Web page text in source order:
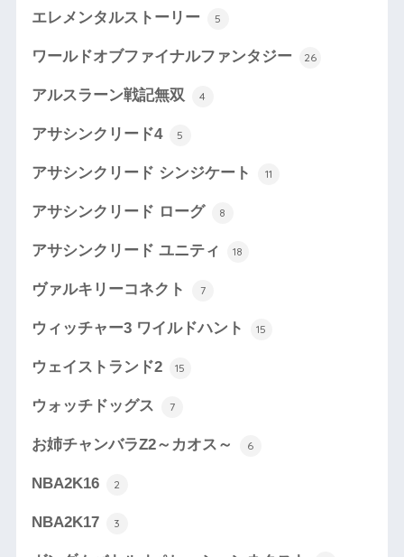
エレメンタルストーリー 5
ワールドオブファイナルファンタジー 26
アルスラーン戦記無双 4
アサシンクリード4 5
アサシンクリード シンジケート 11
アサシンクリード ローグ 8
アサシンクリード ユニティ 18
ヴァルキリーコネクト 7
ウィッチャー3 ワイルドハント 15
ウェイストランド2 15
ウォッチドッグス 7
お姉チャンバラZ2～カオス～ 6
NBA2K16 2
NBA2K17 3